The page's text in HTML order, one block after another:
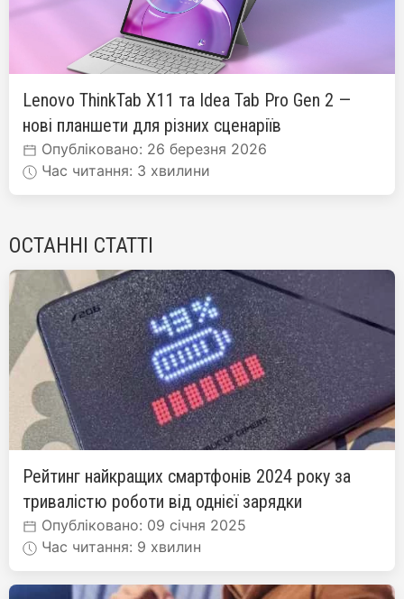
Lenovo ThinkTab X11 та Idea Tab Pro Gen 2 —
нові планшети для різних сценаріїв
Опубліковано: 26 березня 2026
Час читання: 3 хвилини
ОСТАННІ СТАТТІ
Рейтинг найкращих смартфонів 2024 року за
тривалістю роботи від однієї зарядки
Опубліковано: 09 січня 2025
Час читання: 9 хвилин